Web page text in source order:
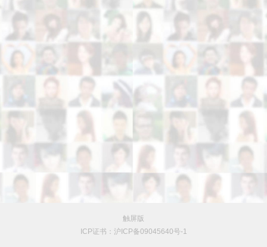
触屏版
ICP证书：沪ICP备09045640号-1